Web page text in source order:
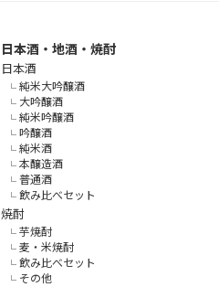
日本酒・地酒・焼酎
日本酒
純米大吟醸酒
大吟醸酒
純米吟醸酒
吟醸酒
純米酒
本醸造酒
普通酒
飲み比べセット
焼酎
芋焼酎
麦・米焼酎
飲み比べセット
その他